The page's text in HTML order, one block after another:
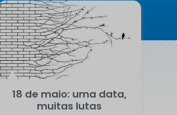
18 de maio: uma data,
muitas lutas